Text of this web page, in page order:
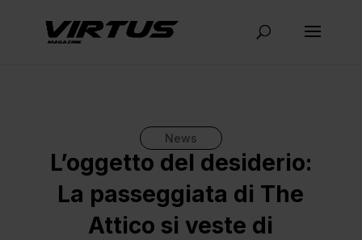
News
L’oggetto del desiderio:
La passeggiata di The
Attico si veste di